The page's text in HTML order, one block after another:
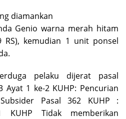
diamankan
Genio warna merah hitam
RS), kemudian 1 unit ponsel
pelaku dijerat pasal
Ayat 1 ke-2 KUHP: Pencurian
Pasal 362 KUHP :
KUHP Tidak memberikan